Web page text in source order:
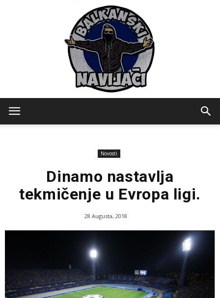
Novosti
Dinamo nastavlja
tekmičenje u Evropa ligi.
28 Augusta, 2018